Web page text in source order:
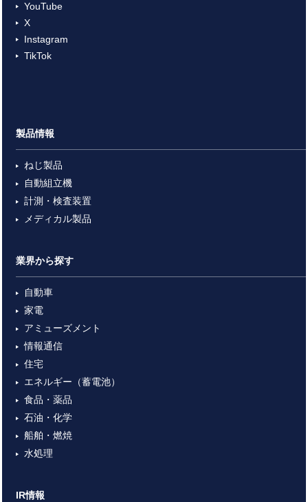
YouTube
X
Instagram
TikTok
製品情報
ねじ製品
自動組立機
計測・検査装置
メディカル製品
業界から探す
自動車
家電
アミューズメント
情報通信
住宅
エネルギー（蓄電池）
食品・薬品
石油・化学
船舶・燃焼
水処理
IR情報